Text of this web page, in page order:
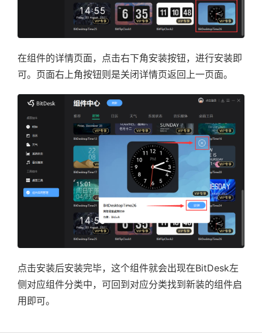
在组件的详情页面，点击右下角安装按钮，进行安装即
可。页面右上角按钮则是关闭详情页返回上一页面。
点击安装后安装完毕，这个组件就会出现在BitDesk左
侧对应组件分类中，可回到对应分类找到新装的组件启
用即可。